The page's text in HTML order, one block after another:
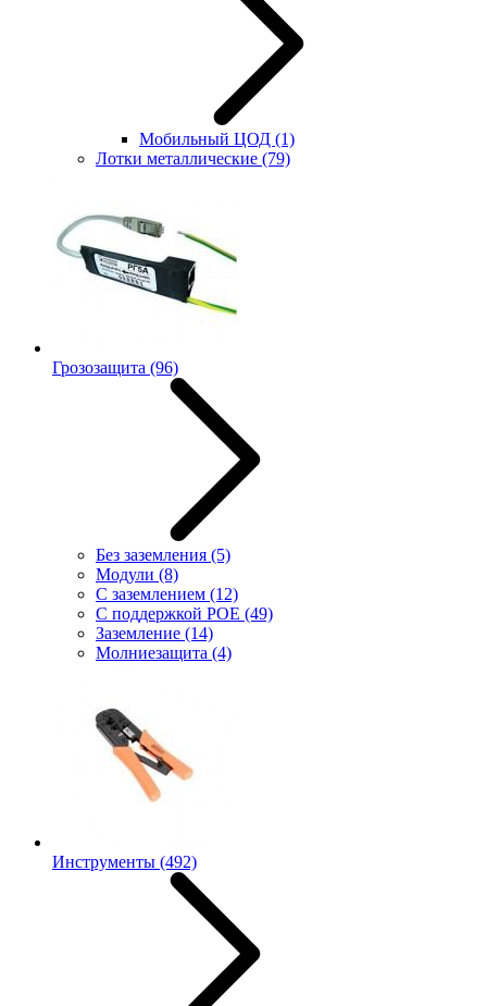
Мобильный ЦОД (1)
Лотки металлические (79)
Грозозащита (96)
Без заземления (5)
Модули (8)
С заземлением (12)
С поддержкой POE (49)
Заземление (14)
Молниезащита (4)
Инструменты (492)